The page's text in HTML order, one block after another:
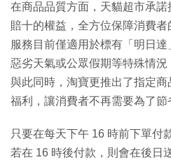
在商品品質方面，天貓超市承
賠十的權益，全方位保障消費
服務目前僅適用於標有「明日
惡劣天氣或公眾假期等特殊情況
與此同時，淘寶更推出了指定
福利，讓消費者不再需要為了節
只要在每天下午 16 時前下單付
若在 16 時後付款，則會在後日